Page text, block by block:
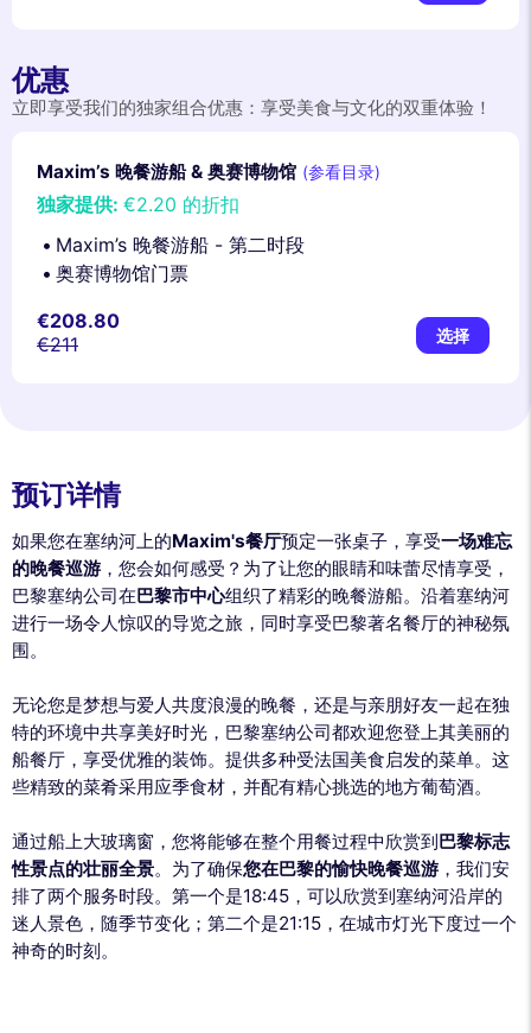
优惠
立即享受我们的独家组合优惠：享受美食与文化的双重体验！
Maxim’s 晚餐游船 & 奥赛博物馆 (参看目录)
独家提供: €2.20 的折扣
Maxim’s 晚餐游船 - 第二时段
奥赛博物馆门票
€208.80
€211
选择
预订详情
如果您在塞纳河上的Maxim's餐厅预定一张桌子，享受一场难忘
的晚餐巡游 ，您会如何感受？为了让您的眼睛和味蕾尽情享受，
巴黎塞纳公司在巴黎市中心组织了精彩的晚餐游船。沿着塞纳河
进行一场令人惊叹的导览之旅，同时享受巴黎著名餐厅的神秘氛
围。
无论您是梦想与爱人共度浪漫的晚餐，还是与亲朋好友一起在独
特的环境中共享美好时光，巴黎塞纳公司都欢迎您登上其美丽的
船餐厅，享受优雅的装饰。提供多种受法国美食启发的菜单。这
些精致的菜肴采用应季食材，并配有精心挑选的地方葡萄酒。
通过船上大玻璃窗，您将能够在整个用餐过程中欣赏到巴黎标志
性景点的壮丽全景。为了确保您在巴黎的愉快晚餐巡游 ，我们安
排了两个服务时段。第一个是18:45，可以欣赏到塞纳河沿岸的
迷人景色，随季节变化；第二个是21:15，在城市灯光下度过一个
神奇的时刻。